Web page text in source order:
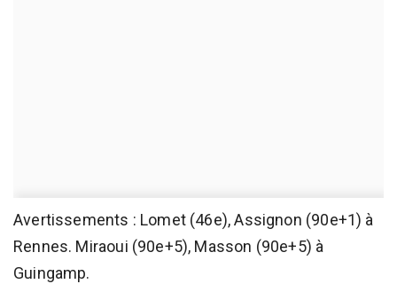
Avertissements : Lomet (46e), Assignon (90e+1) à
Rennes. Miraoui (90e+5), Masson (90e+5) à
Guingamp.